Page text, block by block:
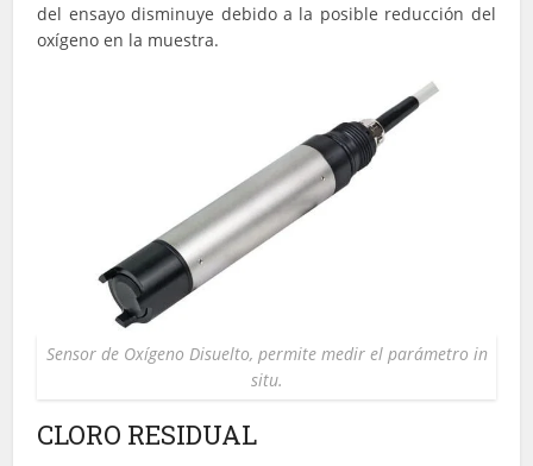
del ensayo disminuye debido a la posible reducción del
oxígeno en la muestra.
Sensor de Oxígeno Disuelto, permite medir el parámetro in
situ.
CLORO RESIDUAL